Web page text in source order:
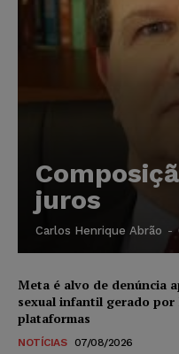
juros
Carlos Henrique Abrão -
Meta é alvo de denúncia
sexual infantil gerado por
plataformas
NOTÍCIAS 07/08/2026